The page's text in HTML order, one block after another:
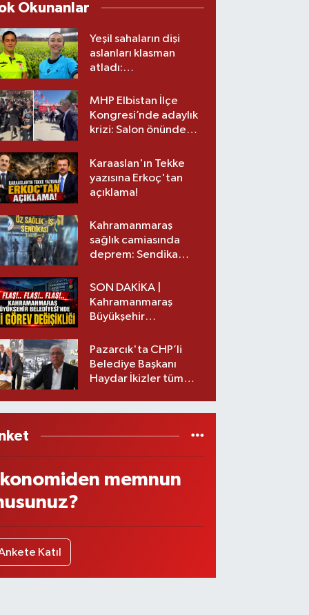
Okunanlar
Yeşil sahaların dişi
aslanları klasman
atladı:
üst lige iki transfer!
MHP Elbistan İlçe
Kongresi’nde adaylık
krizi: Salon önünde
Karaaslan'ın Tekke
yazısına Erkoç'tan
açıklama!
Kahramanmaraş
sağlık camiasında
deprem: Sendika
SON DAKİKA |
Kahramanmaraş
Büyükşehir
görev değişikliği!
Pazarcık'ta CHP’li
Belediye Başkanı
Haydar İkizler tüm
memnun
Katıl